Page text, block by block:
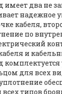
имеет два не
надежное
кабеля,
по
и
для всех
типов